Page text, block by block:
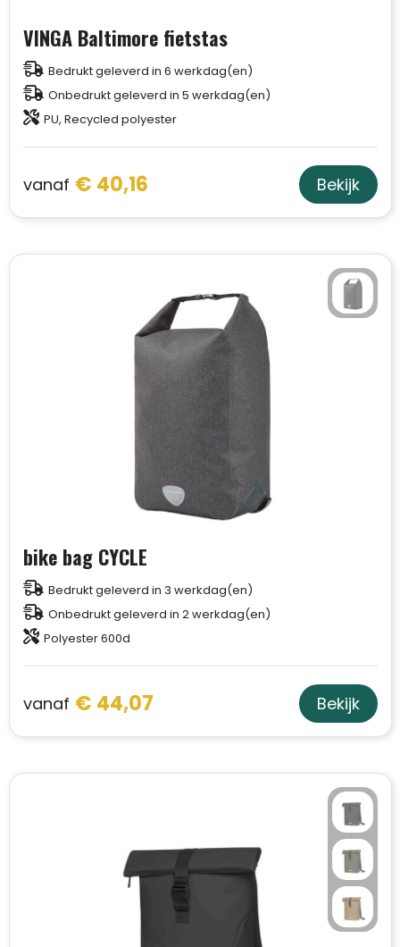
VINGA Baltimore fietstas
Bedrukt geleverd in 6 werkdag(en)
Onbedrukt geleverd in 5 werkdag(en)
PU, Recycled polyester
vanaf € 40,16 Bekijk
bike bag CYCLE
Bedrukt geleverd in 3 werkdag(en)
Onbedrukt geleverd in 2 werkdag(en)
Polyester 600d
vanaf € 44,07 Bekijk